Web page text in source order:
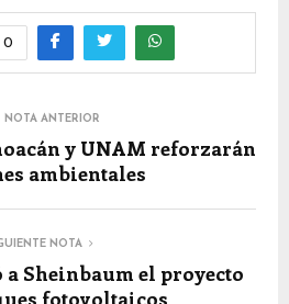
0
NOTA ANTERIOR
y UNAM reforzarán
ambientales
NOTA
Sheinbaum el proyecto